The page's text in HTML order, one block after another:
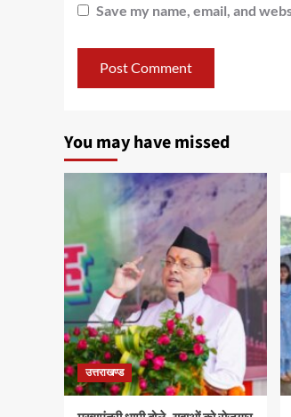
Save my name, email, and
You may have missed
उत्तराखण्ड